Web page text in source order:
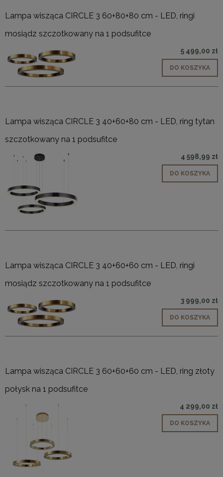
Lampa wisząca CIRCLE 3 60+80+80 cm - LED, ringi
mosiądz szczotkowany na 1 podsufitce
5 499,00 zł
DO KOSZYKA
Lampa wisząca CIRCLE 3 40+60+80 cm - LED, ring tytan
szczotkowany na 1 podsufitce
4 598,99 zł
DO KOSZYKA
Lampa wisząca CIRCLE 3 40+60+60 cm - LED, ringi
mosiądz szczotkowany na 1 podsufitce
3 999,00 zł
DO KOSZYKA
Lampa wisząca CIRCLE 3 60+60+60 cm - LED, ring złoty
połysk na 1 podsufitce
4 299,00 zł
DO KOSZYKA